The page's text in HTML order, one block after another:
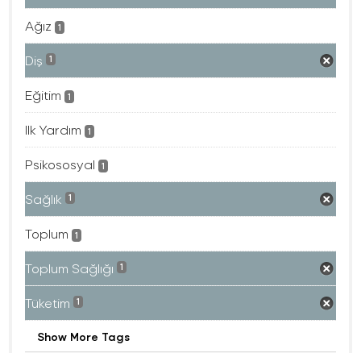
Ağız 1
Diş 1
Eğitim 1
Ilk Yardım 1
Psikososyal 1
Sağlık 1
Toplum 1
Toplum Sağlığı 1
Tüketim 1
Show More Tags